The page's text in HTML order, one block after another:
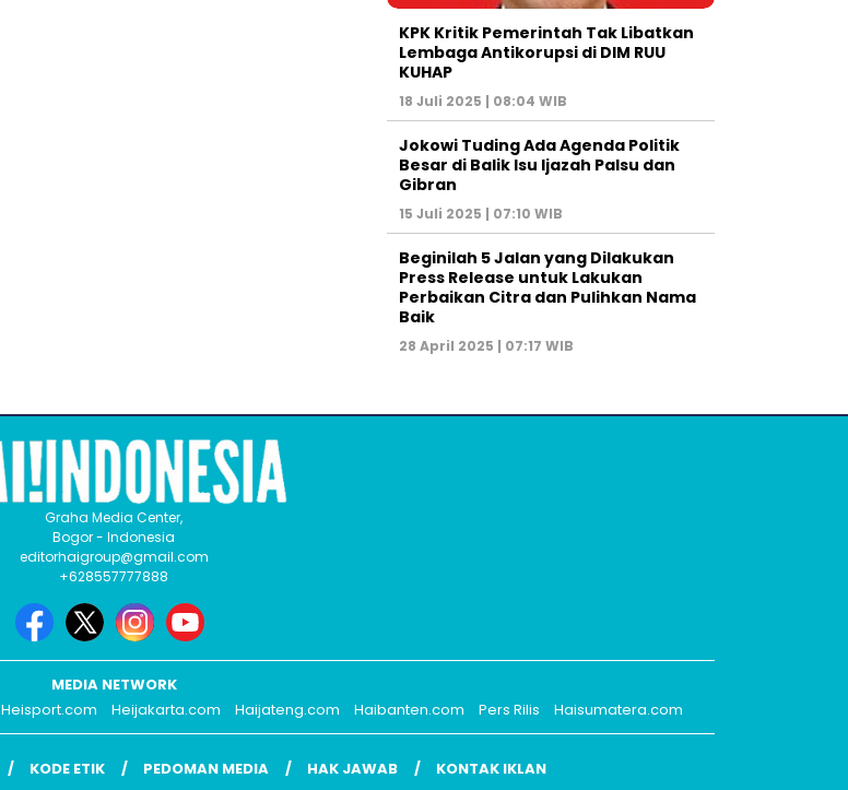
KPK Kritik Pemerintah Tak Libatkan
Lembaga Antikorupsi di DIM RUU
KUHAP
18 Juli 2025 | 08:04 WIB
Jokowi Tuding Ada Agenda Politik
Besar di Balik Isu Ijazah Palsu dan
Gibran
15 Juli 2025 | 07:10 WIB
Beginilah 5 Jalan yang Dilakukan
Press Release untuk Lakukan
Perbaikan Citra dan Pulihkan Nama
Baik
28 April 2025 | 07:17 WIB
Graha Media Center,
Bogor - Indonesia
editorhaigroup@gmail.com
+628557777888
MEDIA NETWORK
Heisport.com Heijakarta.com Haijateng.com Haibanten.com Pers Rilis Haisumatera.com
KODE ETIK PEDOMAN MEDIA HAK JAWAB KONTAK IKLAN